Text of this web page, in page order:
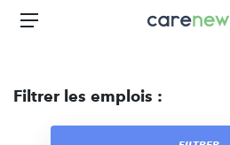
Aller
Carenews,
acteurs
Menu
Filtrer les emplois :